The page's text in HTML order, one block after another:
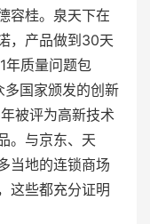
容桂。泉天下在
，产品做到30天
年质量问题包
国家颁发的创新
被评为高新技术
。与京东、天
当地的连锁商场
这些都充分证明